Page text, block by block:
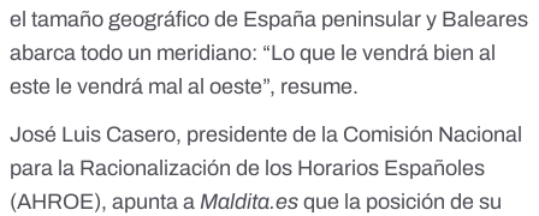
el tamaño geográfico de España peninsular y Baleares
abarca todo un meridiano: “Lo que le vendrá bien al
este le vendrá mal al oeste”, resume.
José Luis Casero, presidente de la Comisión Nacional
para la Racionalización de los Horarios Españoles
(AHROE), apunta a Maldita.es que la posición de su